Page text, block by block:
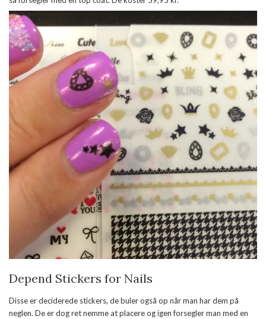
Depend Stickers for Nails
Disse er deciderede stickers, de buler også op når man har dem på
neglen. De er dog ret nemme at placere og igen forsegler man med en